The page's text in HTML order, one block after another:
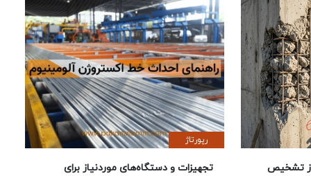
تشخیص
رپورتاژ
تجهیزات و دستگاه‌های موردنیاز برای